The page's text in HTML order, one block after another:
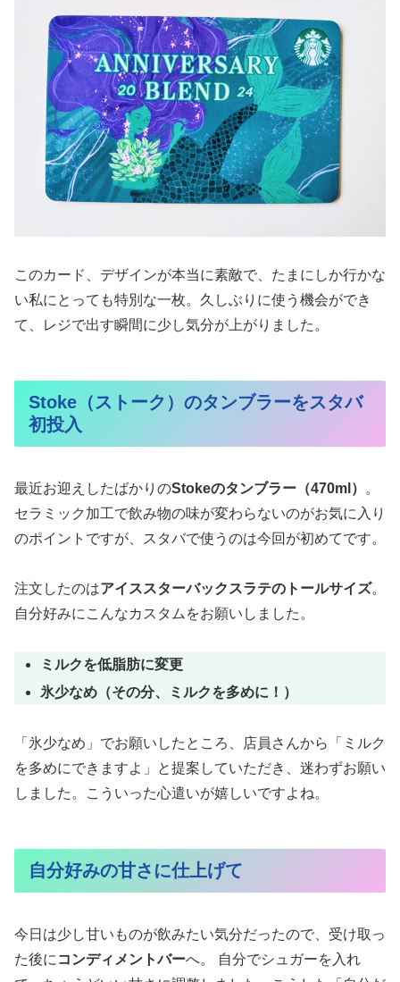
このカード、デザインが本当に素敵で、たまにしか行かな
い私にとっても特別な一枚。久しぶりに使う機会ができ
て、レジで出す瞬間に少し気分が上がりました。
Stoke（ストーク）のタンブラーをスタバ
初投入
最近お迎えしたばかりのStokeのタンブラー（470ml）
。
セラミック加工で飲み物の味が変わらないのがお気に入り
のポイントですが、スタバで使うのは今回が初めてです。
注文したのはアイススターバックスラテのトールサイズ。
自分好みにこんなカスタムをお願いしました。
ミルクを低脂肪に変更
氷少なめ（その分、ミルクを多めに！）
「氷少なめ」でお願いしたところ、店員さんから「ミルク
を多めにできますよ」と提案していただき、迷わずお願い
しました。こういった心遣いが嬉しいですよね。
自分好みの甘さに仕上げて
今日は少し甘いものが飲みたい気分だったので、受け取っ
た後に コンディメントバーへ。 自分でシュガーを入れ